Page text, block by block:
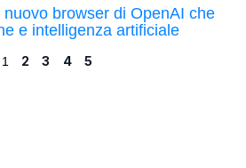
browser di OpenAI che
e intelligenza artificiale
1 2 3 4 5